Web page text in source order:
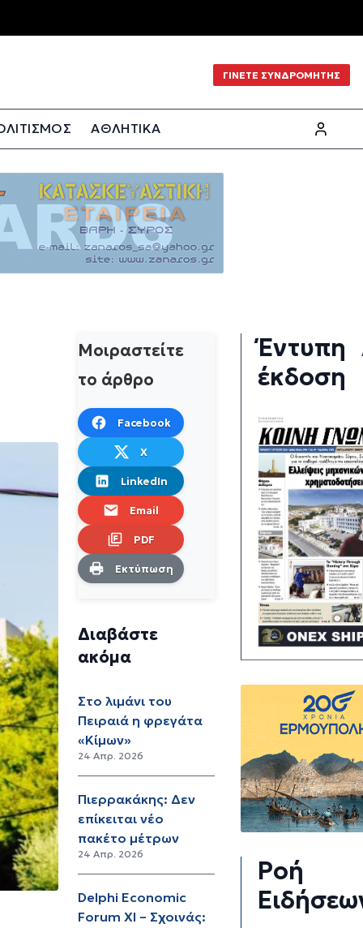
ΓΙΝΕΤΕ ΣΥΝΔΡΟΜΗΤΗΣ
ΑΘΛΗΤΙΚΑ
Μοιραστείτε
το άρθρο
Facebook
X
LinkedIn
Email
PDF
Εκτύπωση
Διαβάστε
ακόμα
Στο λιμάνι του
Πειραιά η φρεγάτα
«Κίμων»
24 Απρ. 2026
Πιερρακάκης: Δεν
επίκειται νέο
πακέτο μέτρων
24 Απρ. 2026
Delphi Economic
Forum XI – Σχοινάς:
Έντυπη
έκδοση
Ροή